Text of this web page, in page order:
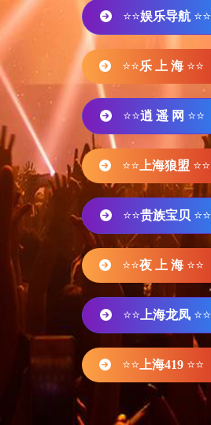
⭐⭐娱乐导航 ⭐⭐
⭐⭐乐 上 海 ⭐⭐
⭐⭐逍 遥 网 ⭐⭐
⭐⭐ 上海狼盟 ⭐⭐
⭐⭐贵族宝贝 ⭐⭐
⭐⭐夜 上 海 ⭐⭐
⭐⭐ 上海龙凤 ⭐⭐
⭐⭐ 上海419 ⭐⭐